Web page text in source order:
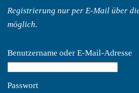
Registrierung nur per E-Mail über
möglich.
Benutzername oder E-Mail-Adresse
Passwort